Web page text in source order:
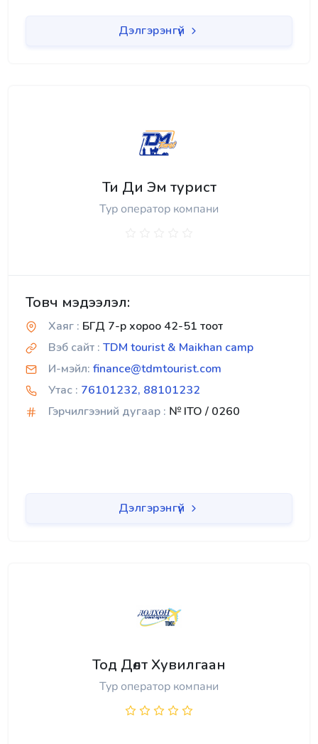
Дэлгэрэнгүй
Ти Ди Эм турист
Тур оператор компани
Товч мэдээлэл:
Хаяг : БГД 7-р хороо 42-51 тоот
Вэб сайт : TDM tourist & Maikhan camp
И-мэйл: finance@tdmtourist.com
Утас : 76101232, 88101232
Гэрчилгээний дугаар : № ITO / 0260
Дэлгэрэнгүй
Тод Дөлт Хувилгаан
Тур оператор компани